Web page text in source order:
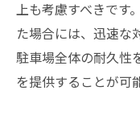
上も考慮すべきです
た場合には、迅速な
駐車場全体の耐久性
を提供することが可